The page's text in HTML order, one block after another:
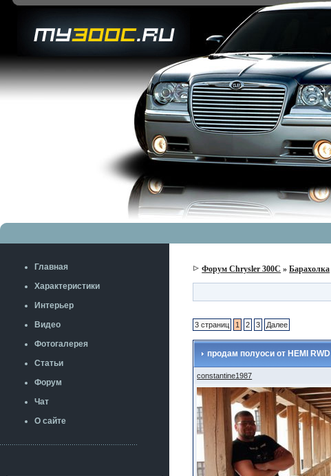
Главная
Характеристики
Интерьер
Видео
Фотогалерея
Статьи
Форум
Чат
О сайте
Форум Chrysler 300C »Барахолка
3 страниц 1 2 3 Далее
продам полуоси от HEMI RWD
constantine1987